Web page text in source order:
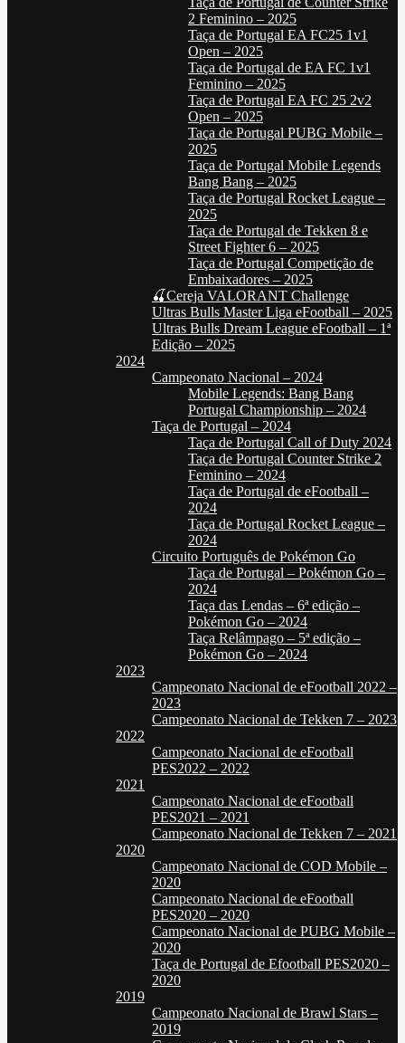
2 Feminino – 2025
Taça de Portugal EA FC25 1v1
Open – 2025
Taça de Portugal de EA FC 1v1
Feminino – 2025
Taça de Portugal EA FC 25 2v2
Open – 2025
Taça de Portugal PUBG Mobile –
2025
Taça de Portugal Mobile Legends
Bang Bang – 2025
Taça de Portugal Rocket League –
2025
Taça de Portugal de Tekken 8 e
Street Fighter 6 – 2025
Taça de Portugal Competição de
Embaixadores – 2025
🍒Cereja VALORANT Challenge
Ultras Bulls Master Liga eFootball – 2025
Ultras Bulls Dream League eFootball – 1ª
Edição – 2025
2024
Campeonato Nacional – 2024
Mobile Legends: Bang Bang
Portugal Championship – 2024
Taça de Portugal – 2024
Taça de Portugal Call of Duty 2024
Taça de Portugal Counter Strike 2
Feminino – 2024
Taça de Portugal de eFootball –
2024
Taça de Portugal Rocket League –
2024
Circuito Português de Pokémon Go
Taça de Portugal – Pokémon Go –
2024
Taça das Lendas – 6ª edição –
Pokémon Go – 2024
Taça Relâmpago – 5ª edição –
Pokémon Go – 2024
2023
Campeonato Nacional de eFootball 2022 –
2023
Campeonato Nacional de Tekken 7 – 2023
2022
Campeonato Nacional de eFootball
PES2022 – 2022
2021
Campeonato Nacional de eFootball
PES2021 – 2021
Campeonato Nacional de Tekken 7 – 2021
2020
Campeonato Nacional de COD Mobile –
2020
Campeonato Nacional de eFootball
PES2020 – 2020
Campeonato Nacional de PUBG Mobile –
2020
Taça de Portugal de Efootball PES2020 –
2020
2019
Campeonato Nacional de Brawl Stars –
2019